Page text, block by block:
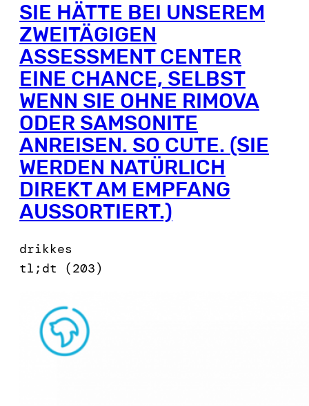
SIE HÄTTE BEI UNSEREM
ZWEITÄGIGEN
ASSESSMENT CENTER
EINE CHANCE, SELBST
WENN SIE OHNE RIMOVA
ODER SAMSONITE
ANREISEN. SO CUTE. (SIE
WERDEN NATÜRLICH
DIREKT AM EMPFANG
AUSSORTIERT.)
drikkes
tl;dt (203)